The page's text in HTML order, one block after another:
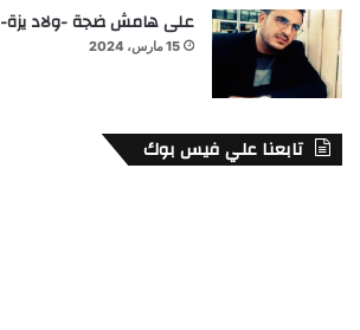
على هامش ضجة -ولاد يزة-
15 مارس، 2024
تابعنا علي فيس بوك